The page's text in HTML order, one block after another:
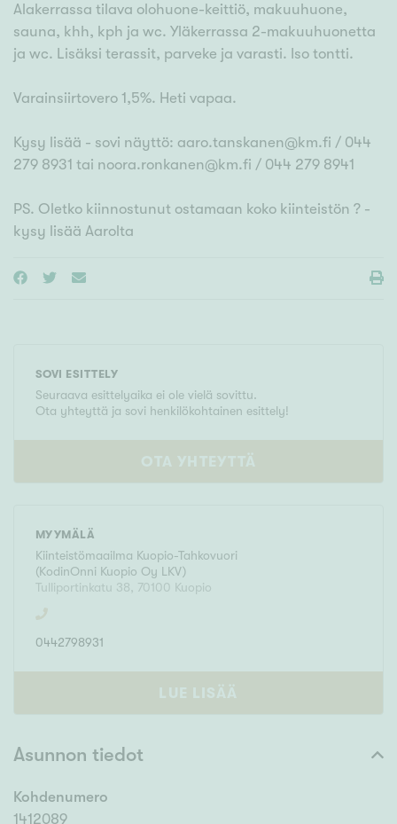
Alakerrassa tilava olohuone-keittiö, makuuhuone,
sauna, khh, kph ja wc. Yläkerrassa 2-makuuhuonetta
ja wc. Lisäksi terassit, parveke ja varasti. Iso tontti.
Varainsiirtovero 1,5%. Heti vapaa.
Kysy lisää - sovi näyttö: aaro.tanskanen@km.fi / 044
279 8931 tai noora.ronkanen@km.fi / 044 279 8941
PS. Oletko kiinnostunut ostamaan koko kiinteistön ? -
kysy lisää Aarolta
SOVI ESITTELY
Seuraava esittelyaika ei ole vielä sovittu.
Ota yhteyttä ja sovi henkilökohtainen esittely!
OTA YHTEYTTÄ
MYYMÄLÄ
Kiinteistömaailma Kuopio-Tahkovuori
(KodinOnni Kuopio Oy LKV)
Tulliportinkatu 38, 70100 Kuopio
0442798931
LUE LISÄÄ
Asunnon tiedot
Kohdenumero
1412089